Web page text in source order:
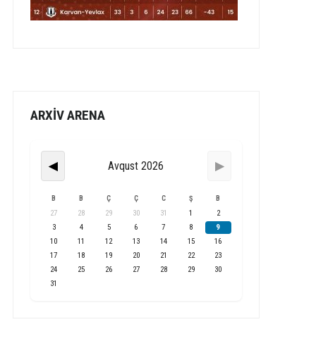
ARXİV ARENA
◀ Avqust 2026 ▶
B B Ç Ç C Ş B
27 28 29 30 31 1
2
3
4 5 6 7 8
9
10
11 12 13 14 15
16
17
18 19 20 21 22
23
24
25 26 27 28 29
30
31